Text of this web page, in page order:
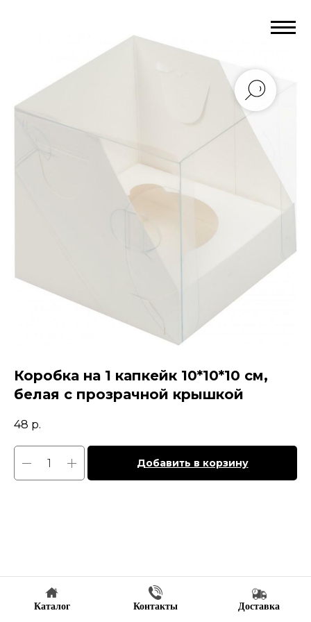
Коробка на 1 капкейк 10*10*10 см,
белая с прозрачной крышкой
48 р.
Добавить в корзину
Каталог Контакты Доставка